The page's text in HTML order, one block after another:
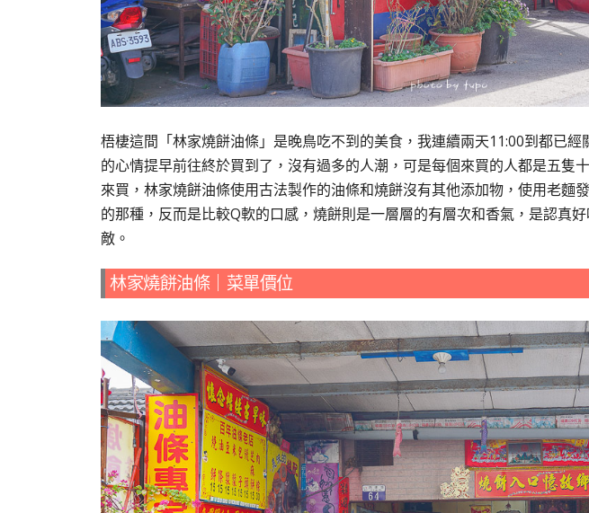
梧棲這間「林家燒餅油條」是晚鳥吃不到的美食，我連續兩天11:00到都已
的心情提早前往終於買到了，沒有過多的人潮，可是每個來買的人都是五隻
來買，林家燒餅油條使用古法製作的油條和燒餅沒有其他添加物，使用老麵
的那種，反而是比較Q軟的口感，燒餅則是一層層的有層次和香氣，是認真
敵。
林家燒餅油條｜菜單價位